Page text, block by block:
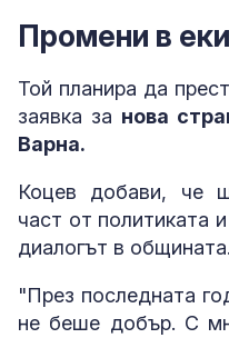
Промени в
Той планира да
заявка за нова
Варна.
Коцев добави, че
част от политиката
диалогът в общината.
"През последната
не беше добър. С